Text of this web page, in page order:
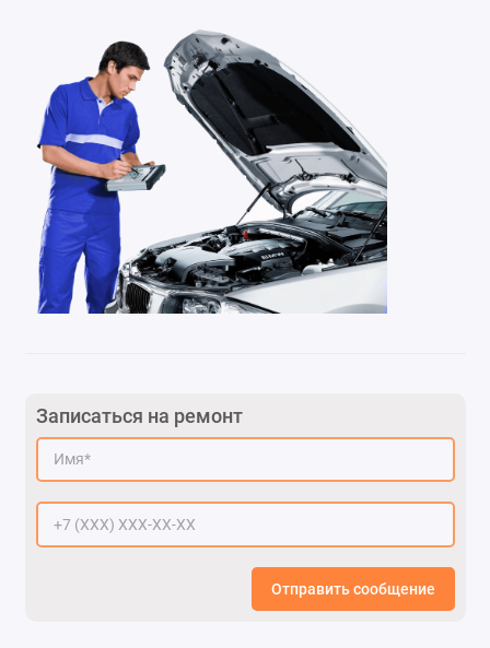
Записаться на ремонт
Отправить сообщение